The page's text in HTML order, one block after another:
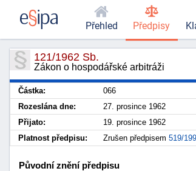
121/1962 Sb.
Zákon o hospodářské arbitráži
Částka: 066
Rozeslána dne:
27. prosince 1962
Přijato:
19. prosince 1962
Platnost předpisu:
Zrušen předpisem 519/
Původní znění předpisu
Přehled Předpisy